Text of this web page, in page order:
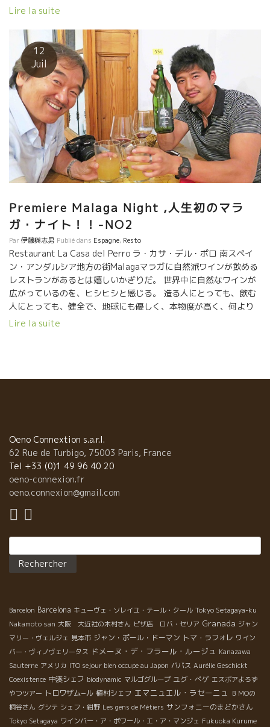
倍は食べられる消化器官をもっているKishoがいる。 まずはサッパ
ップリあった。 ワインは同じ色のロゼをやった。 ウーン、ガスパ
ッチョに、グット冷えたロゼ、これもまた完璧なマリアージだ。
フレデリックとアナの名コンビによるパフォーマンス。 フレデリ
ックは料理に専念、アナがワインの担当、もう一人サーヴィスが
いて３人でまわしている。 暖かい家庭的な雰囲気の心地よいレス
トラン。 Malagaマラガに来たらお勧めです。 どうしても気にな
るシードルを特別に２本持ち帰ることにした。 イカみそ風味のイ
カご飯が美味しかった。 アイデアと工夫が豊富な料理だった。 マ
ラガ初日にして、出逢い、発見が多く素晴らしいソワレだった。
超満足！！
Lire la suite
12
Juil
Premiere Malaga Night ,人生初のマラ
ガ・ナイト！！-NO2
Par伊藤與志男 Publié dans Espagne, Resto
Restaurant La Casa del Perro ラ・カサ・デル・ポロ 南スペイ
ン・アンダルシア地方の街Malagaマラガに自然派ワインが飲める
レストランがあるとは嬉しいかぎりだ。 世界中に自然なワインが
広がっているのを、ヒシヒシと感じる。 造る人にとっても、飲む
人にとっても、健全で、地球にも優しく、本物度が高く、何より
美味しくスート体に入っていく。 マラガまできているとは、本当
ナダの山の上、標高2000ｍのところで造っているとのこと。 酸が
乗っているはずだ。年間、6000本しか造っていない地元でも貴重
なシードルとのこと。 あまりにもの美味しさに、私は何回もお代
わりした程だ。 アルコール度も低いしグイグイ入ってしまう。 私
が最初に注文したグラナダの微発泡白も南スペインとは思えない
人が、どんな風に造っているのか？無性に知りたくなってきた。
心が躍る！！ 誰かが探しまわらないと、日本に入らない。 こん
な仕事ができて、本当に幸せだと思う。すべてに感謝！！ 数カ月
Lire la suite
Oeno Connextion s.a.r.l.
62 Rue de Turbigo, 75003 Paris, France
Tel +33 (0)1 49 96 40 20
oeno-connexion.fr
oeno.connexion@gmail.com
Barcelon Barcelona キューヴェ・ソレイユ・テール・クール Tokyo Setagaya-ku
Nakamoto san 大阪 大近社の木村さん ピザ店 ロバ・セリア Granada ジャン
マリー・ヴェルジェ 見本市 ジャン・ポール・ドーマン トマ・ラフォレ ワイン
バー・ヴィノヴェリータス ドメーヌ・デ・フラール・ルージュ Kanazawa
Sauterne アメリカ ITO sejour bien occupe au Japon ババス Aurélie Geschickt
Coexistence 中湊シェフ biodynamic マルゴグループ ユグ・べゲ エスポアよろず
やつツアー トロワザム−ル 植村シェフ エマニュエル・ラセーニュ ＢＭОの
桐谷さん グシテ シェフ・紺野 Les gens de Métiers サンフォニーのまどかさん
Tokyo Setagaya ワインバー・ア・ボワール・エ・ア・マンジェ Fukuoka Kurume